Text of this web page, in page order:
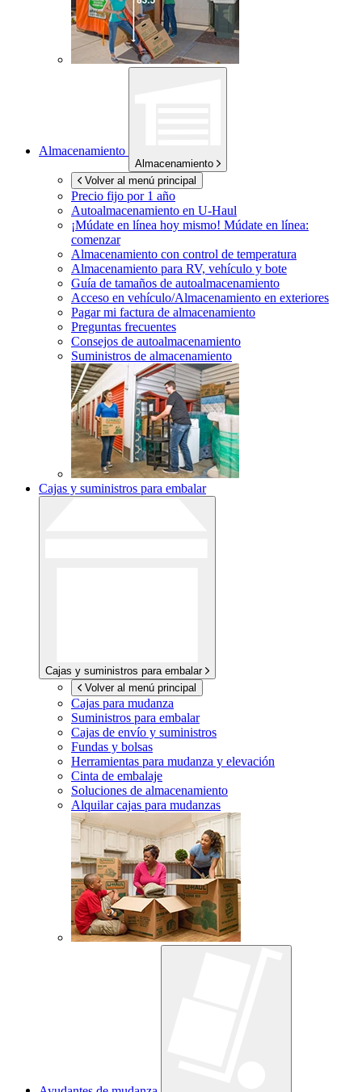
Almacenamiento
Almacenamiento
Volver al menú principal
Precio fijo por 1 año
Autoalmacenamiento en U-Haul
¡Múdate en línea hoy mismo! Múdate en línea:
comenzar
Almacenamiento con control de temperatura
Almacenamiento para RV, vehículo y bote
Guía de tamaños de autoalmacenamiento
Acceso en vehículo/Almacenamiento en exteriores
Pagar mi factura de almacenamiento
Preguntas frecuentes
Consejos de autoalmacenamiento
Suministros de almacenamiento
Cajas y suministros para embalar
Cajas y suministros para embalar
Volver al menú principal
Cajas para mudanza
Suministros para embalar
Cajas de envío y suministros
Fundas y bolsas
Herramientas para mudanza y elevación
Cinta de embalaje
Soluciones de almacenamiento
Alquilar cajas para mudanzas